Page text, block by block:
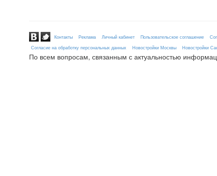
Контакты Реклама Личный кабинет Пользовательское соглашение
Согласие на обработку персональных данных
Новостройки Москвы Новостройки
По всем вопросам, связанным с актуальностью